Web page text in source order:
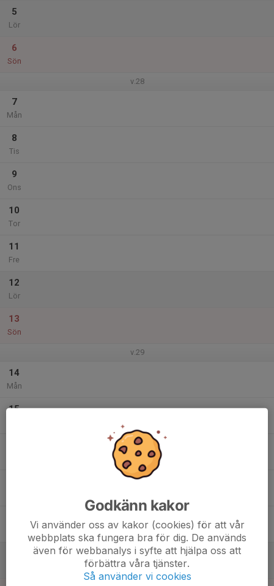
5
Lör
6
Sön
v.28
7
Mån
8
Tis
9
Ons
10
Tor
11
Fre
12
Lör
13
Sön
v.29
14
Mån
15
Godkänn kakor
Vi använder oss av kakor (cookies) för att vår
webbplats ska fungera bra för dig. De används
även för webbanalys i syfte att hjälpa oss att
förbättra våra tjänster.
Så använder vi cookies